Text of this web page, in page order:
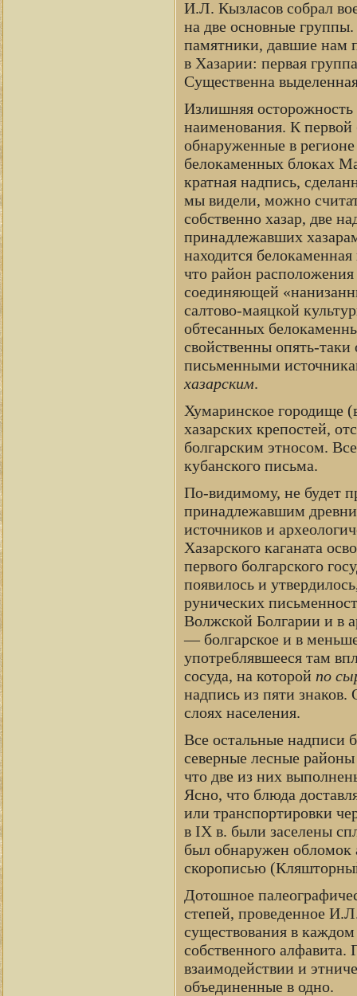
И.Л. Кызласов собрал
на две основные
памятники, давшие нам
в Хазарии: первая
Существенна
Излишняя
наименования. К первой
обнаруженные в
белокаменных блоках
кратная надпись,
мы видели, можно
собственно хазар, две
принадлежавших
находится
что район
соединяющей
салтово-маяцкой
обтесанных
свойственны опять-таки
письменными
хазарским.
Хумаринское городище
хазарских крепостей,
болгарским этносом.
кубанского письма.
По-видимому, не будет
принадлежавшим
источников и
Хазарского каганата
первого болгарского
появилось и
рунических
Волжской Болгарии и в
— болгарское и в
употреблявшееся там
сосуда, на которой по
надпись из пяти знаков.
слоях населения.
Все остальные надписи
северные лесные
что две из них
Ясно, что блюда
или транспортировки
в IX в. были заселены
был обнаружен обломок
скорописью
Дотошное
степей, проведенное
существования в
собственного
взаимодействии и
объединенные в одно.